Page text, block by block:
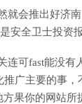
会推出好济
安全卫士投资
可fast能没
广主要的事
果你的网站